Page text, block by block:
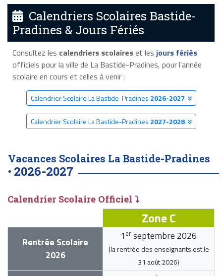
Calendriers Scolaires Bastide-
Pradines & Jours Fériés
Consultez les calendriers scolaireset les jours fériés
officiels pour la ville de La Bastide-Pradines, pour l'année
scolaire en cours et celles à venir :
Calendrier Scolaire La Bastide-Pradines 2026-2027
Calendrier Scolaire La Bastide-Pradines 2027-2028
Vacances Scolaires La Bastide-Pradines
• 2026-2027
Calendrier Scolaire Officiel ⤵
Zone C
Rentrée Scolaire
2026
1 er septembre 2026
(la rentrée des enseignants est le
31 août 2026)